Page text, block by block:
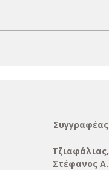
Συγγραφέας
Τζιαφάλιας,
Στέφανος Α.